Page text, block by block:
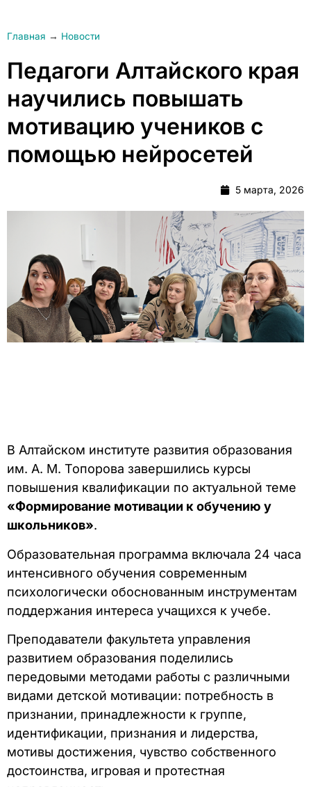
Главная → Новости
Педагоги Алтайского края
научились повышать
мотивацию учеников с
помощью нейросетей
5 марта, 2026
В Алтайском институте развития образования
им. А. М. Топорова завершились курсы
повышения квалификации по актуальной теме
«Формирование мотивации к обучению у
школьников».
Образовательная программа включала 24 часа
интенсивного обучения современным
психологически обоснованным инструментам
поддержания интереса учащихся к учебе.
Преподаватели факультета управления
развитием образования поделились
передовыми методами работы с различными
видами детской мотивации: потребность в
признании, принадлежности к группе,
идентификации, признания и лидерства,
мотивы достижения, чувство собственного
достоинства, игровая и протестная